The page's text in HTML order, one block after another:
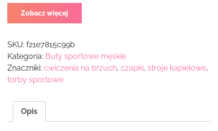
Zobacz więcej
SKU: f21e7815c99b
Kategoria: Buty sportowe męskie
Znaczniki: cwiczenia na brzuch, czapki, stroje kapielowe,
torby sportowe
Opis